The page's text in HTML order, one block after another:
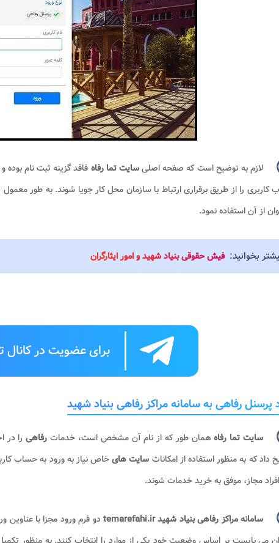
لازم به توضیح است که صفحه اصلیسایت تما رفاه فاقد گزینه ثبت نام بوده
کاربری را از طریق برقراری ارتباط با سازمان محل کار جویا شوند. به طور
از آن استفاده نمود.
بخوانید: فیش حقوقی بنیاد شهید و امور ایثارگران
برای عضویت در کانال
پرسنل رفاهی به سامانه مراکز رفاهی بنیاد شهید
سایت تما رفاه همان طور که از نام آن مشخص است، خدمات رفاهی را در
داد که به منظور استفاده از امکانات سایت هایخاص نیاز به ورود به حساب
افراد مجاز، موفق به خرید خدمات شوند.
سامانه مراکز رفاهی بنیاد شهید temarefahi.ir دو فرم ورود مجزا با عناوین